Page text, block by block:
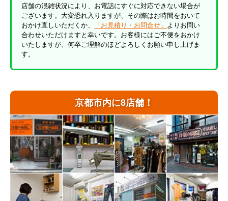
京都市内に8店舗！
店舗の混雑状況により、お電話にすぐに対応できない場合が
ございます。大変恐れ入りますが、その際はお時間をおいて
おかけ直しいただくか、
「お見積り・お問合せ」 よりお問い
合わせいただけますと幸いです。お客様にはご不便をおかけ
いたしますが、何卒ご理解のほどよろしくお願い申し上げま
す。